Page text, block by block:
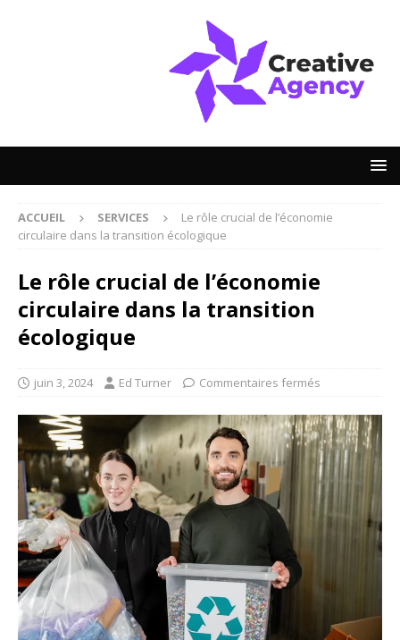
ACCUEIL SERVICES
Le rôle crucial de l’économie
circulaire dans la transition écologique
Le rôle crucial de l’économie
circulaire dans la transition
écologique
juin 3, 2024 Ed Turner Commentaires fermés